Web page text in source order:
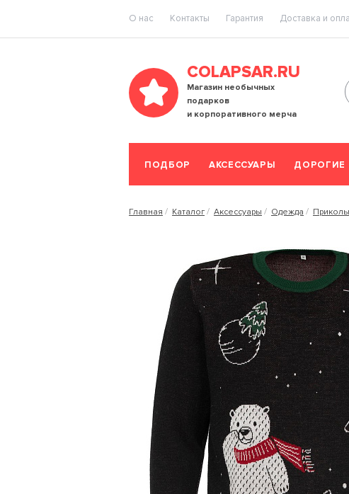
O нас Контакты Гарантия Доставка и
COLAPSAR.RU
Магазин необычных
подарков
и корпоративного мерча
ПОДБОР АКСЕССУАРЫ ДОРОГИЕ
Главная Каталог Аксессуары Одежда